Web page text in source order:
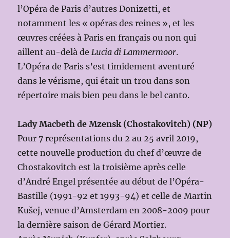
l’Opéra de Paris d’autres Donizetti, et
notamment les « opéras des reines », et les
œuvres créées à Paris en français ou non qui
aillent au-delà de Lucia di Lammermoor.
L’Opéra de Paris s’est timidement aventuré
dans le vérisme, qui était un trou dans son
répertoire mais bien peu dans le bel canto.
Lady Macbeth de Mzensk (Chostakovitch) (NP)
Pour 7 représentations du 2 au 25 avril 2019,
cette nouvelle production du chef d’œuvre de
Chostakovitch est la troisième après celle
d’André Engel présentée au début de l’Opéra-
Bastille (1991-92 et 1993-94) et celle de Martin
Kušej, venue d’Amsterdam en 2008-2009 pour
la dernière saison de Gérard Mortier.